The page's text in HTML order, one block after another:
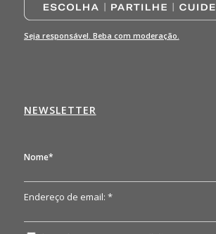
Seja responsável. Beba com moderação.
NEWSLETTER
Nome*
Endereço de email: *